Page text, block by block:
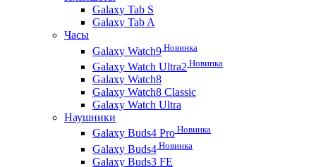
Galaxy Tab S
Galaxy Tab A
Часы
Galaxy Watch9 Новинка
Galaxy Watch Ultra2 Новинка
Galaxy Watch8
Galaxy Watch8 Classic
Galaxy Watch Ultra
Наушники
Galaxy Buds4 Pro Новинка
Galaxy Buds4 Новинка
Galaxy Buds3 FE